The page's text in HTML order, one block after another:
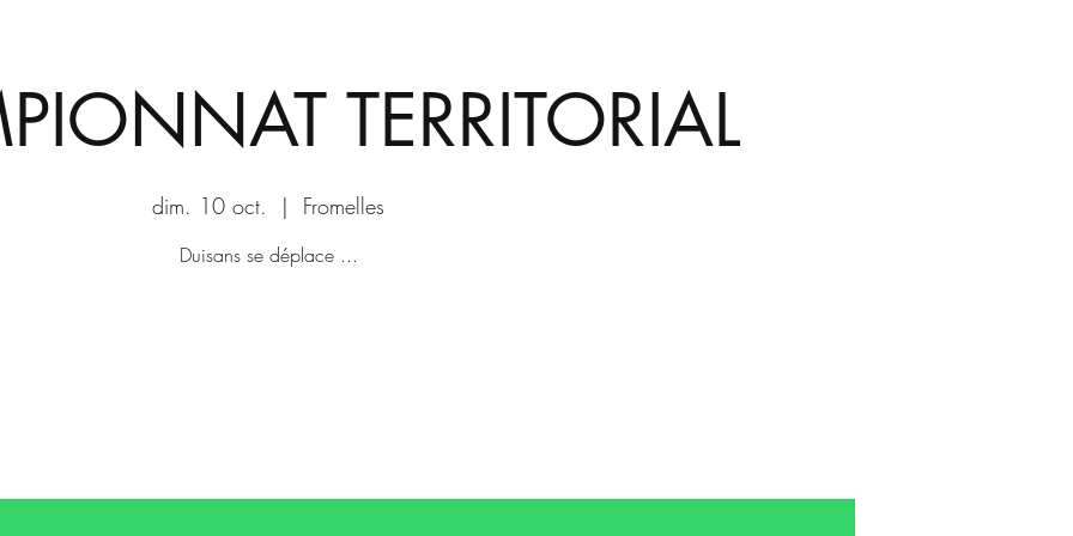
TERRITORIAL
dim. 10 oct.
  |
Fromelles
Duisans se déplace ...